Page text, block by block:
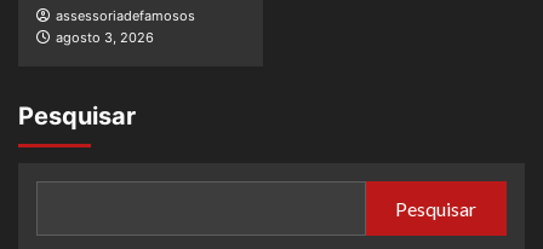
assessoriadefamosos
agosto 3, 2026
Pesquisar
Pesquisar